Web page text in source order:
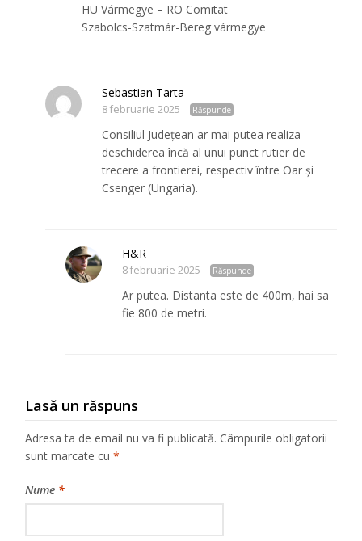
HU Vármegye – RO Comitat
Szabolcs-Szatmár-Bereg vármegye
Sebastian Tarta
8 februarie 2025 Răspunde
Consiliul Județean ar mai putea realiza
deschiderea încă al unui punct rutier de
trecere a frontierei, respectiv între Oar și
Csenger (Ungaria).
H&R
8 februarie 2025 Răspunde
Ar putea. Distanta este de 400m, hai sa
fie 800 de metri.
Lasă un răspuns
Adresa ta de email nu va fi publicată. Câmpurile obligatorii
sunt marcate cu*
Nume *